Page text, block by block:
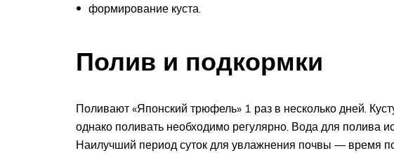
формирование куста.
Полив и подкормки
Поливают «Японский трюфель» 1 раз в несколько дней.
однако поливать необходимо регулярно. Вода для полива
Наилучший период суток для увлажнения почвы — время